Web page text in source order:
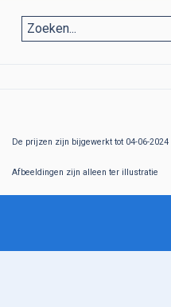
De prijzen zijn bijgewerkt tot 04-06-2024
Afbeeldingen zijn alleen ter illustratie